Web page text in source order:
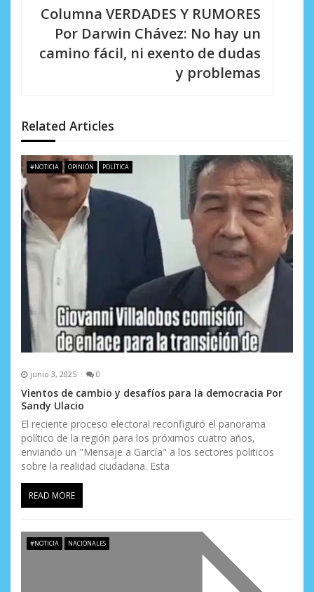
d
e
e
n
t
r
a
d
a
s
Columna VERDADES Y RUMORES
Por Darwin Chávez: No hay un
camino fácil, ni exento de dudas
y problemas
Related Articles
#NOTICIA OPINIÓN POLÍTICA
junio 3, 2025 0
Vientos de cambio y desafíos para la democracia Por
Sandy Ulacio
El reciente proceso electoral reconfiguró el panorama
político de la región para los próximos cuatro años,
enviando un "Mensaje a García" a los sectores politicos
sobre la realidad ciudadana. Esta
READ MORE
#NOTICIA NACIONALES